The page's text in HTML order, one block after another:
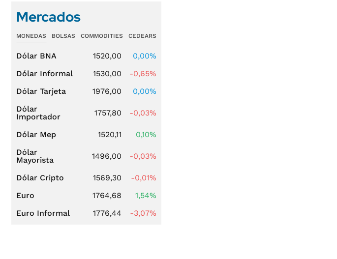
Mercados
MONEDAS BOLSAS COMMODITIES CEDEARS
Dólar BNA 1520,00
0,00%
Dólar Informal
1530,00
-0,65%
Dólar Tarjeta
1976,00
0,00%
Dólar
Importador
1757,80 -0,03%
Dólar Mep 1520,11
0,10%
Dólar
Mayorista
1496,00 -0,03%
Dólar Cripto 1569,30
-0,01%
Euro
1764,68
1,54%
Euro Informal
1776,44 -3,07%